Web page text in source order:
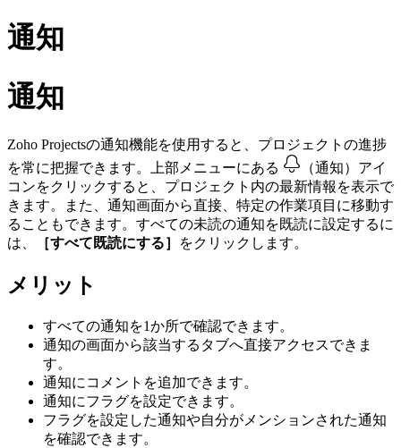
通知
通知
Zoho Projectsの通知機能を使用すると、プロジェクトの進捗
を常に把握できます。上部メニューにある
（通知）アイ
コンをクリックすると、プロジェクト内の最新情報を表示で
きます。また、通知画面から直接、特定の作業項目に移動す
ることもできます。すべての未読の通知を既読に設定するに
は、
［すべて既読にする］ をクリックします。
メリット
すべての通知を1か所で確認できます。
通知の画面から該当するタブへ直接アクセスできま
す。
通知にコメントを追加できます。
通知にフラグを設定できます。
フラグを設定した通知や自分がメンションされた通知
を確認できます。